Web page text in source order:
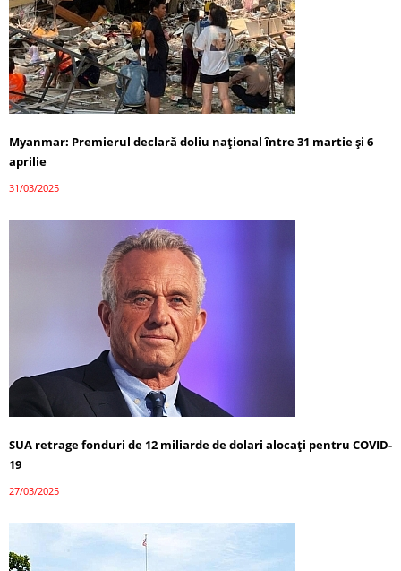
Myanmar: Premierul declară doliu național între 31 martie și 6
aprilie
31/03/2025
SUA retrage fonduri de 12 miliarde de dolari alocați pentru COVID-
19
27/03/2025